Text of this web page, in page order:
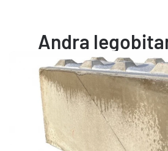
Andra